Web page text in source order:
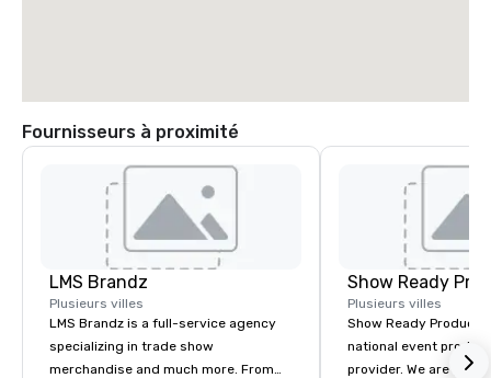
Fournisseurs à proximité
LMS Brandz
Plusieurs villes
LMS Brandz is a full-service agency
specializing in trade show
merchandise and much more. From
Show Ready
Plusieurs villes
Show Ready
national event
provider. We are your